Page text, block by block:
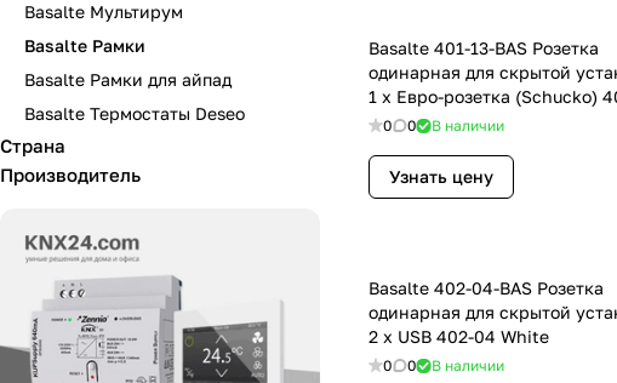
Basalte 401-13-BAS Розетка
одинарная для скрытой
1 х Евро-розетка (Schucko)
Black
0 0 В наличии
Узнать цену
Basalte 402-04-BAS Розетка
одинарная для скрытой
2 х USB 402-04 White
0 0 В наличии
Basalte Мультирум
Basalte Рамки
Basalte Рамки для айпад
Basalte Термостаты Deseo
Страна
Производитель